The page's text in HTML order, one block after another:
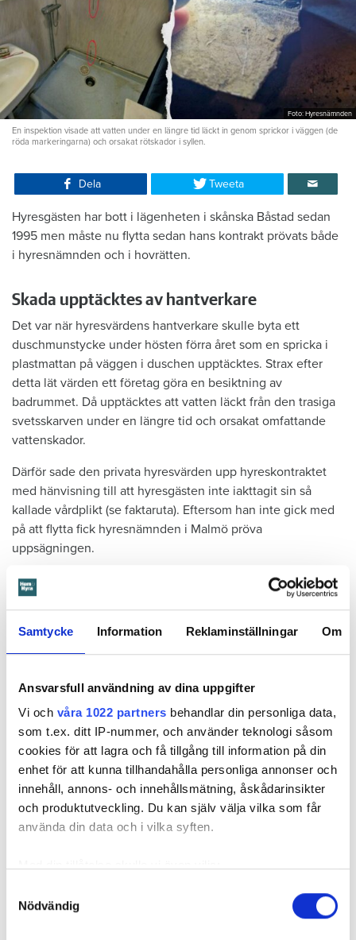
Samtycke Information Reklaminställningar Om
Ansvarsfull användning av dina uppgifter
Vi och våra 1022 partners behandlar din personliga data,
som t.ex. ditt IP-nummer, och använder teknologi såsom
cookies för att lagra och få tillgång till information på din
enhet för att kunna tillhandahålla personliga annonser och
innehåll, annons- och innehållsmätning, åskådarinsikter
och produktutveckling. Du kan själv välja vilka som får
använda din data och i vilka syften.
som kan ha en noggrannhet på upp till flera meter
Nödvändig
Foto: Hyresnämnden
En inspektion visade att vatten under en längre tid läckt in genom sprickor i väggen (de
röda markeringarna) och orsakat rötskador i syllen.
Dela Tweeta
Hyresgästen har bott i lägenheten i skånska Båstad sedan
1995 men måste nu flytta sedan hans kontrakt prövats både
i hyresnämnden och i hovrätten.
Skada upptäcktes av hantverkare
Det var när hyresvärdens hantverkare skulle byta ett
duschmunstycke under hösten förra året som en spricka i
plastmattan på väggen i duschen upptäcktes. Strax efter
detta lät värden ett företag göra en besiktning av
badrummet. Då upptäcktes att vatten läckt från den trasiga
svetsskarven under en längre tid och orsakat omfattande
vattenskador.
Därför sade den privata hyresvärden upp hyreskontraktet
med hänvisning till att hyresgästen inte iakttagit sin så
kallade vårdplikt (se faktaruta). Eftersom han inte gick med
på att flytta fick hyresnämnden i Malmö pröva
uppsägningen.
Hyresgästen borde ha upptäckt och larmat om glipan i duschväggen, menar
domstolarna.
han bott där varken gjort några inspektioner eller något
sprickan har kunnat uppstå. Sprickan var heller inte så lätt